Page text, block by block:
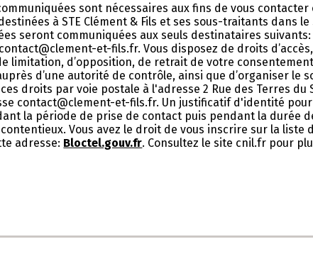
sont nécessaires aux fins de vous
à STE Clément & Fils et ses sous-traitants dans
seront communiquées aux seuls destinataires suivants:
et-fils.fr. Vous disposez de droits
limitation, d’opposition, de retrait de votre
d’une autorité de contrôle, ainsi que d’organiser le
droits par voie postale à l'adresse 2 Rue des Terres du
contact@clement-et-fils.fr. Un justificatif d'identité
la période de prise de contact puis pendant la durée
Vous avez le droit de vous inscrire sur la liste
adresse: Bloctel.gouv.fr. Consultez le site cnil.fr pour